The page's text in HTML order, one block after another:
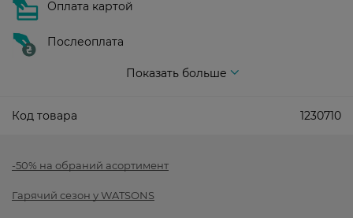
Оплата картой
Послеоплата
Показать больше
Код товара 1230710
-50% на обраний асортимент
Гарячий сезон у WATSONS